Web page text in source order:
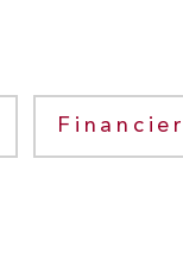
Financier